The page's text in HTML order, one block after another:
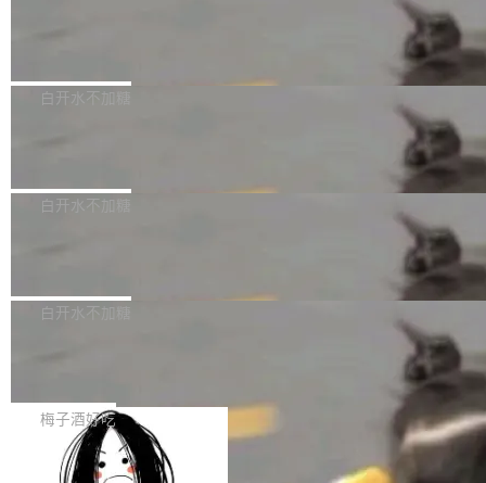
不得生成涉及安全性的关键变更，除非作者本身
36个月。 公告显示，本次宇树科技战略配售对
员工参与设立的专项资产管理计划。其中，Dee
获配9...
Bug fixes and enhancements 修复多次传递同
一个回归问题，该问题导致拉取镜像时会拒绝包
题，该问题可能导致在旧版 Linux 内核...
白开水不加糖
e 孵化器项目管理委员会（IPMC）投票中获得
P）！这一里程碑不仅标志着 Fluss 迈入新的发
白开水不加糖
长期停止内容更新，未能实现其作为“AI版维基百
提交的编辑请求也长期处于待处理状态。 Groki
pedia 于去年底上线，定位为由人工智能生成内
容的百科平台，被马斯克视为传统众包百科网站
白开水不加糖
是这样的：配 MessageSource 的 Bean、写 R
eloadableResourceBundleMessageSource、
声明 LocaleResolver、注册 LocaleChangeInt
梅子酒好吃
Apache Doris 4.1 全面增强 Iceberg：